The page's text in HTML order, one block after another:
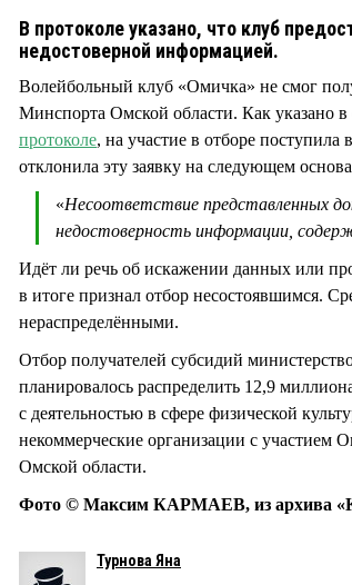
В протоколе указано, что клуб
недостоверной информацией.
Волейбольный клуб «Омичка» не смог
Минспорта Омской области. Как указано
протоколе, на участие в отборе
отклонила эту заявку на следующем
«Несоответствие представленных
недостоверность информации,
Идёт ли речь об искажении данных или
в итоге признал отбор несостоявшимся.
нераспределёнными.
Отбор получателей субсидий
планировалось распределить 12,9
с деятельностью в сфере физической
некоммерческие организации с участием
Омской области.
Фото © Максим КАРМАЕВ, из архива
Турнова Яна